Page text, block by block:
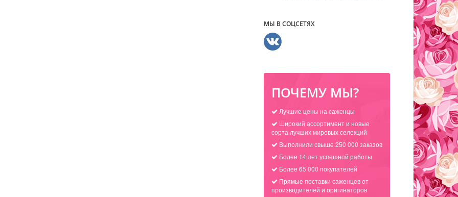
МЫ В СОЦСЕТЯХ
ПОЧЕМУ МЫ?
Лучшие цены на саженцы
Широкий ассортимент и новые
сорта лучших мировых селекций
Выполнили свыше 250 000 заказов
Более 14 лет успешной работы
Более 65 000 покупателей
Прямые поставки саженцев от
производителей и оригинаторов